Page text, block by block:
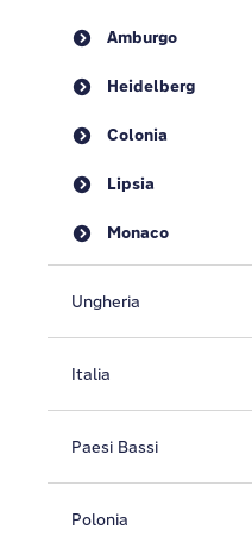
Amburgo
Heidelberg
Colonia
Lipsia
Monaco
Ungheria
Italia
Paesi Bassi
Polonia